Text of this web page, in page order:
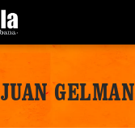
JUAN GELMAN